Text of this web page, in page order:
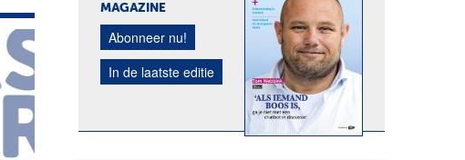
MAGAZINE
Abonneer nu!
In de laatste editie